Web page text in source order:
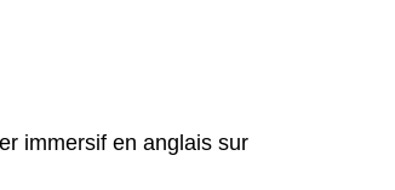
immersif en anglais sur